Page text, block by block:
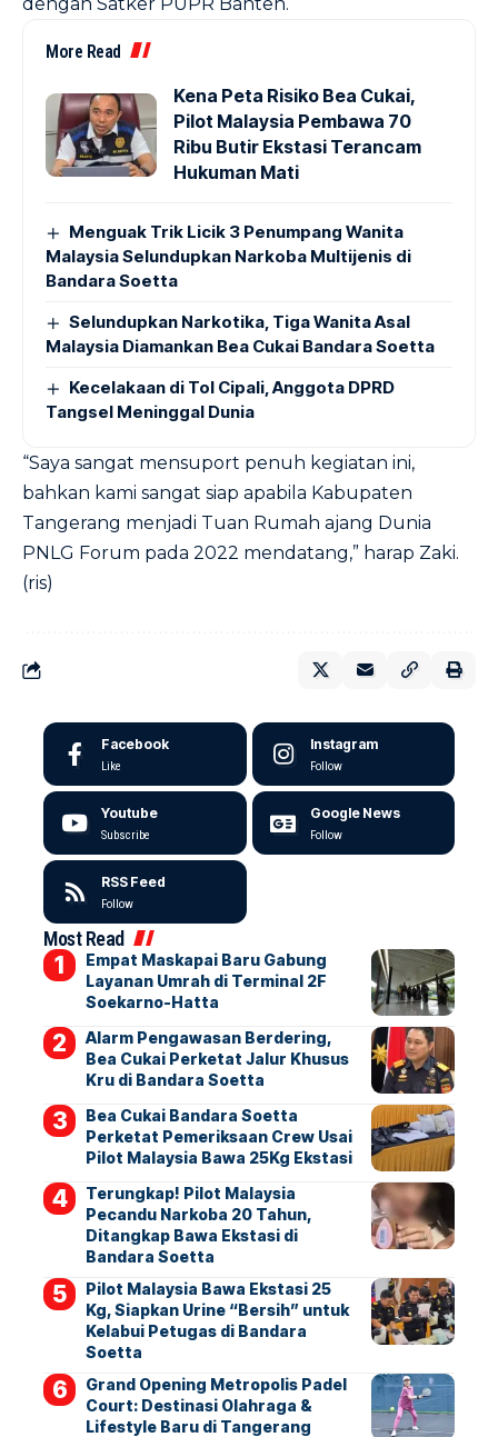
More Read
Kena Peta Risiko Bea Cukai,
Pilot Malaysia Pembawa 70
Ribu Butir Ekstasi Terancam
Hukuman Mati
Menguak Trik Licik 3 Penumpang Wanita
Malaysia Selundupkan Narkoba Multijenis di
Bandara Soetta
Selundupkan Narkotika, Tiga Wanita Asal
Malaysia Diamankan Bea Cukai Bandara Soetta
Kecelakaan di Tol Cipali, Anggota DPRD
Tangsel Meninggal Dunia
“Saya sangat mensuport penuh kegiatan ini,
bahkan kami sangat siap apabila Kabupaten
Tangerang menjadi Tuan Rumah ajang Dunia
PNLG Forum pada 2022 mendatang,” harap Zaki.
(ris)
Facebook
Like
Instagram
Follow
Youtube
Subscribe
Google News
Follow
RSS Feed
Follow
Most Read
Empat Maskapai Baru Gabung
Layanan Umrah di Terminal 2F
Soekarno-Hatta
Alarm Pengawasan Berdering,
Bea Cukai Perketat Jalur Khusus
Kru di Bandara Soetta
Bea Cukai Bandara Soetta
Perketat Pemeriksaan Crew Usai
Pilot Malaysia Bawa 25Kg Ekstasi
Terungkap! Pilot Malaysia
Pecandu Narkoba 20 Tahun,
Ditangkap Bawa Ekstasi di
Bandara Soetta
Pilot Malaysia Bawa Ekstasi 25
Kg, Siapkan Urine “Bersih” untuk
Kelabui Petugas di Bandara
Soetta
Grand Opening Metropolis Padel
Court: Destinasi Olahraga &
Lifestyle Baru di Tangerang